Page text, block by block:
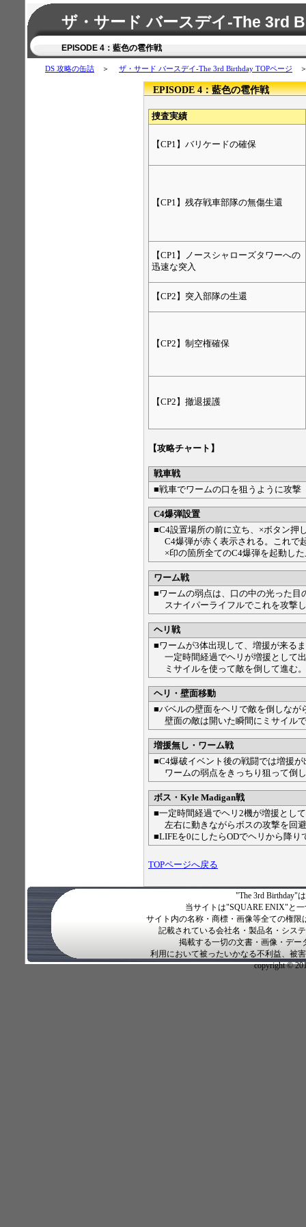
ザ・サード バースデイ-The 3rd
EPISODE 4：藍色の雹作戦
DS 攻略の缶詰 ＞ ザ・サード バースデイ-The 3rd Birthday TOPページ ＞
EPISODE 4：藍色の雹作戦
捜査実績
【CP1】バリケードの確保
【CP1】残存戦車部隊の無傷生還
【CP1】ノースシャローズタワーへの
迅速な突入
【CP2】突入部隊の生還
【CP2】制空権確保
【CP2】撤退援護
【攻略チャート】
戦車戦
■戦車でワームの口を狙うように攻撃
C4爆弾設置
■C4設置場所の前に立ち、×ボタン押
C4爆弾が赤く表示される。これで
×印の箇所全てのC4爆弾を起動し
ワーム戦
■ワームの弱点は、口の中の光った目
スナイパーライフルでこれを攻撃
ヘリ戦
■ワームが3体出現して、増援が来る
一定時間経過でヘリが増援として
ミサイルを使って敵を倒して進む。
ヘリ・壁面移動
■バベルの壁面をヘリで敵を倒しなが
壁面の敵は開いた瞬間にミサイル
増援無し・ワーム戦
■C4爆破イベント後の戦闘では増援
ワームの弱点をきっちり狙って倒
ボス・Kyle Madigan戦
■一定時間経過でヘリ2機が増援とし
左右に動きながらボスの攻撃を回
■LIFEを0にしたらODでヘリから降り
TOPページへ戻る
"The 3rd Birthday"
当サイトは"SQUARE ENIX"と
サイト内の名称・商標・画像等全ての権
記載されている会社名・製品名・シス
掲載する一切の文書・画像・デ
利用において被ったいかなる不利益、被
copyright ©